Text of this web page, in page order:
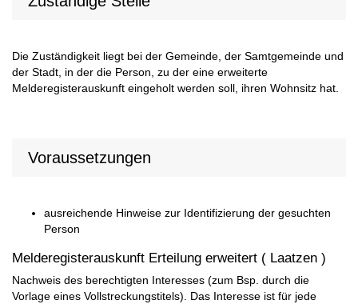
Die Zuständigkeit liegt bei der Gemeinde, der Samtgemeinde und
der Stadt, in der die Person, zu der eine erweiterte
Melderegisterauskunft eingeholt werden soll, ihren Wohnsitz hat.
Voraussetzungen
ausreichende Hinweise zur Identifizierung der gesuchten
Person
Melderegisterauskunft Erteilung erweitert ( Laatzen )
Nachweis des berechtigten Interesses (zum Bsp. durch die
Vorlage eines Vollstreckungstitels). Das Interesse ist für jede